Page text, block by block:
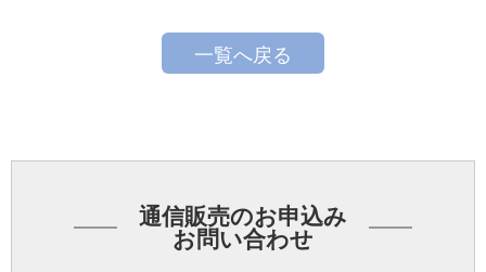
一覧へ戻る
通信販売のお申込み
お問い合わせ